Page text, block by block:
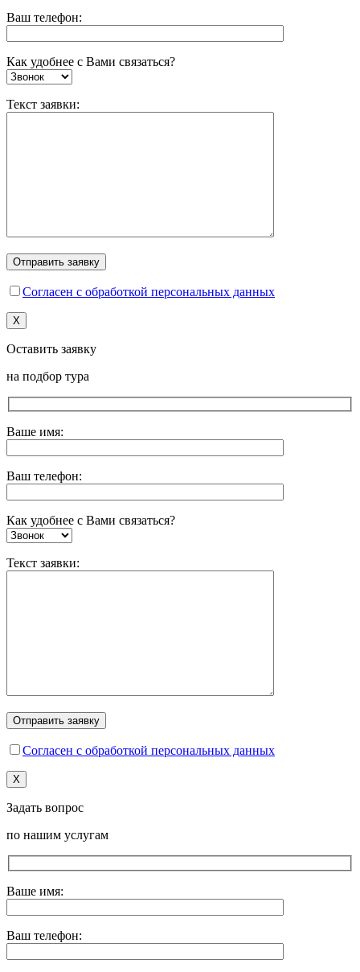
Ваш телефон:
Как удобнее с Вами связаться?
Текст заявки:
Согласен с обработкой персональных данных
X
Оставить заявку
на подбор тура
Ваше имя:
Ваш телефон:
Как удобнее с Вами связаться?
Текст заявки:
Согласен с обработкой персональных данных
X
Задать вопрос
по нашим услугам
Ваше имя:
Ваш телефон: